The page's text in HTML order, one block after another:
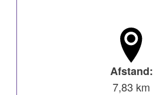
Afstand:
7,83 km